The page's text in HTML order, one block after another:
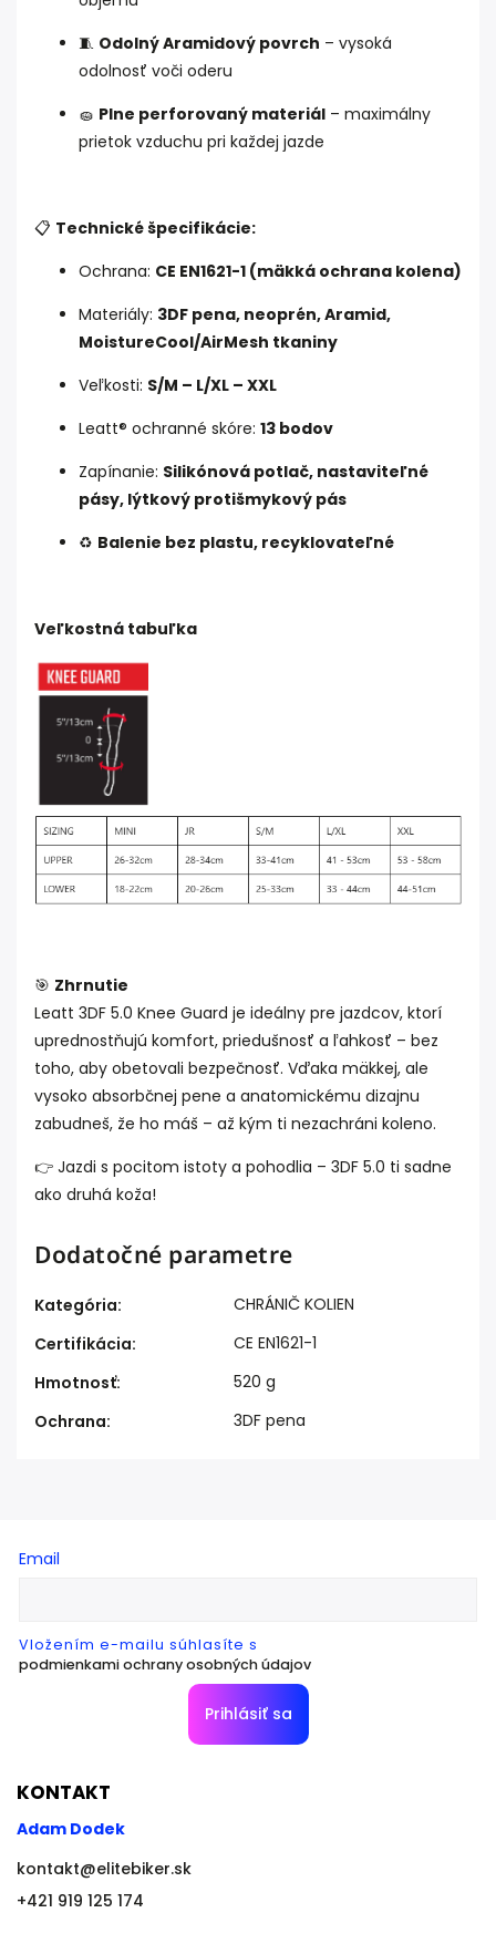
🧵 Odolný Aramidový povrch – vysoká
odolnosť voči oderu
🧽 Plne perforovaný materiál – maximálny
prietok vzduchu pri každej jazde
📋 Technické špecifikácie:
Ochrana: CE EN1621-1 (mäkká ochrana kolena)
Materiály: 3DF pena, neoprén, Aramid,
MoistureCool/AirMesh tkaniny
Veľkosti: S/M – L/XL – XXL
Leatt® ochranné skóre: 13 bodov
Zapínanie: Silikónová potlač, nastaviteľné
pásy, lýtkový protišmykový pás
♻️ Balenie bez plastu, recyklovateľné
Veľkostná tabuľka
🎯 Zhrnutie
Leatt 3DF 5.0 Knee Guard je ideálny pre jazdcov, ktorí
uprednostňujú komfort, priedušnosť a ľahkosť – bez
toho, aby obetovali bezpečnosť. Vďaka mäkkej, ale
vysoko absorbčnej pene a anatomickému dizajnu
zabudneš, že ho máš – až kým ti nezachráni koleno.
👉 Jazdi s pocitom istoty a pohodlia – 3DF 5.0 ti sadne
ako druhá koža!
Dodatočné parametre
Kategória:
CHRÁNIČ KOLIEN
Certifikácia:
CE EN1621-1
Hmotnosť:
520 g
Ochrana: 3DF pena
Email
Vložením e-mailu súhlasíte s
podmienkami ochrany osobných údajov
Prihlásiť sa
KONTAKT
Adam Dodek
kontakt@elitebiker.sk
+421 919 125 174